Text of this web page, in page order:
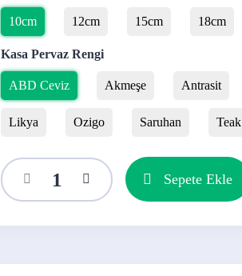
10cm 12cm 15cm 18cm
Kasa Pervaz Rengi
ABD Ceviz Akmeşe Antrasit
Likya Ozigo Saruhan Teak
Sepete Ekle